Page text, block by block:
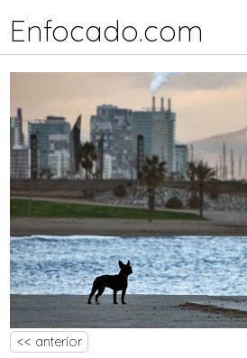
Enfocado.com
<< anterior